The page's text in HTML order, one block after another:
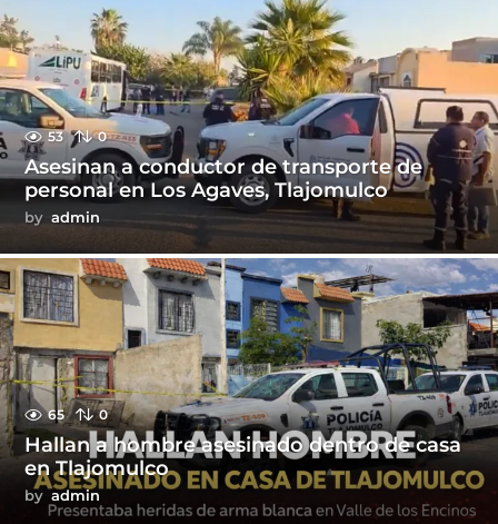
53 0
Asesinan a conductor de transporte de
personal en Los Agaves, Tlajomulco
by admin
65 0
Hallan a hombre asesinado dentro de casa
en Tlajomulco
by admin